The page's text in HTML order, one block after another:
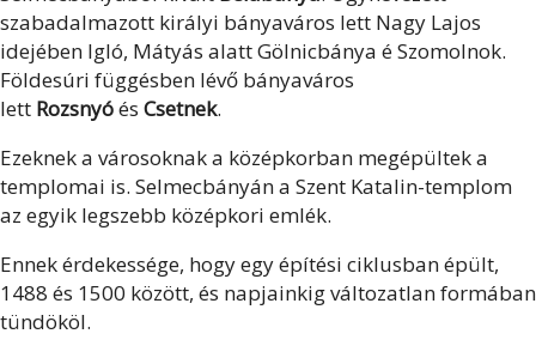
szabadalmazott királyi bányaváros lett Nagy Lajos
idejében Igló, Mátyás alatt Gölnicbánya é Szomolnok.
Földesúri függésben lévő bányaváros
lett Rozsnyóés Csetnek.
Ezeknek a városoknak a középkorban megépültek a
templomai is. Selmecbányán a Szent Katalin-templom
az egyik legszebb középkori emlék.
Ennek érdekessége, hogy egy építési ciklusban épült,
1488 és 1500 között, és napjainkig változatlan formában
tündököl.